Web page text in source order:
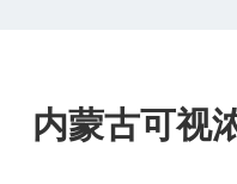
内蒙古可视